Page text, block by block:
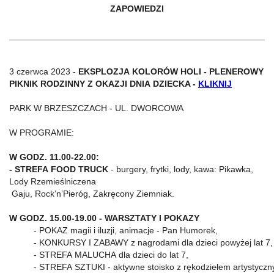
ZAPOWIEDZI
3 czerwca 2023 - EKSPLOZJA KOLORÓW HOLI - PLENEROWY
PIKNIK RODZINNY Z OKAZJI DNIA DZIECKA - KLIKNIJ
PARK W BRZESZCZACH - UL. DWORCOWA
W PROGRAMIE:
W GODZ. 11.00-22.00:
- STREFA FOOD TRUCK - burgery, frytki, lody, kawa: Pikawka,
Lody Rzemieślniczena
Gaju, Rock’n’Pieróg, Zakręcony Ziemniak.
W GODZ. 15.00-19.00 - WARSZTATY I POKAZY
- POKAZ magii i iluzji, animacje - Pan Humorek,
- KONKURSY I ZABAWY z nagrodami dla dzieci powyżej lat 7,
- STREFA MALUCHA dla dzieci do lat 7,
- STREFA SZTUKI - aktywne stoisko z rękodziełem